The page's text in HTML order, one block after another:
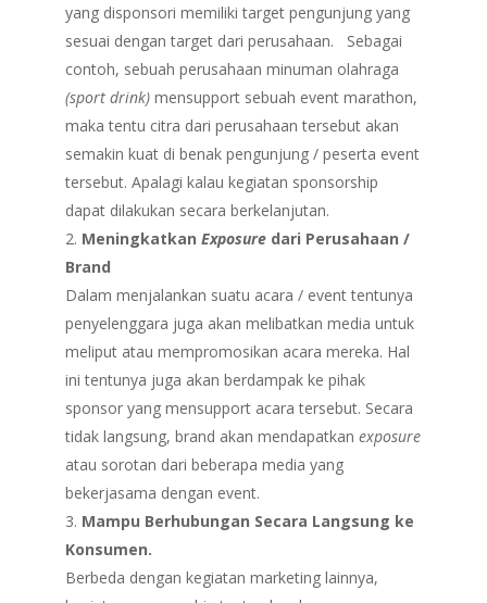
yang disponsori memiliki target pengunjung yang
sesuai dengan target dari perusahaan. Sebagai
contoh, sebuah perusahaan minuman olahraga
(sport drink)mensupport sebuah event marathon,
maka tentu citra dari perusahaan tersebut akan
semakin kuat di benak pengunjung / peserta event
tersebut. Apalagi kalau kegiatan sponsorship
dapat dilakukan secara berkelanjutan.
Meningkatkan Exposuredari Perusahaan /
Brand
Dalam menjalankan suatu acara / event tentunya
penyelenggara juga akan melibatkan media untuk
meliput atau mempromosikan acara mereka. Hal
ini tentunya juga akan berdampak ke pihak
sponsor yang mensupport acara tersebut. Secara
tidak langsung, brand akan mendapatkan exposure
atau sorotan dari beberapa media yang
bekerjasama dengan event.
Mampu Berhubungan Secara Langsung ke
Konsumen.
Berbeda dengan kegiatan marketing lainnya,